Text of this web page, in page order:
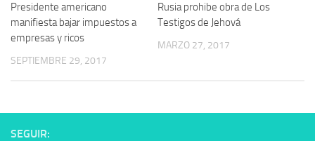
Presidente americano
manifiesta bajar impuestos a
empresas y ricos
SEPTIEMBRE 29, 2017
Rusia prohibe obra de Los
Testigos de Jehová
MARZO 27, 2017
SEGUIR: